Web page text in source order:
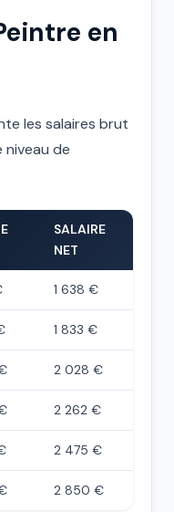
en
les salaires brut
niveau de
SALAIRE
NET
1 638 €
1 833 €
2 028 €
2 262 €
2 475 €
2 850 €